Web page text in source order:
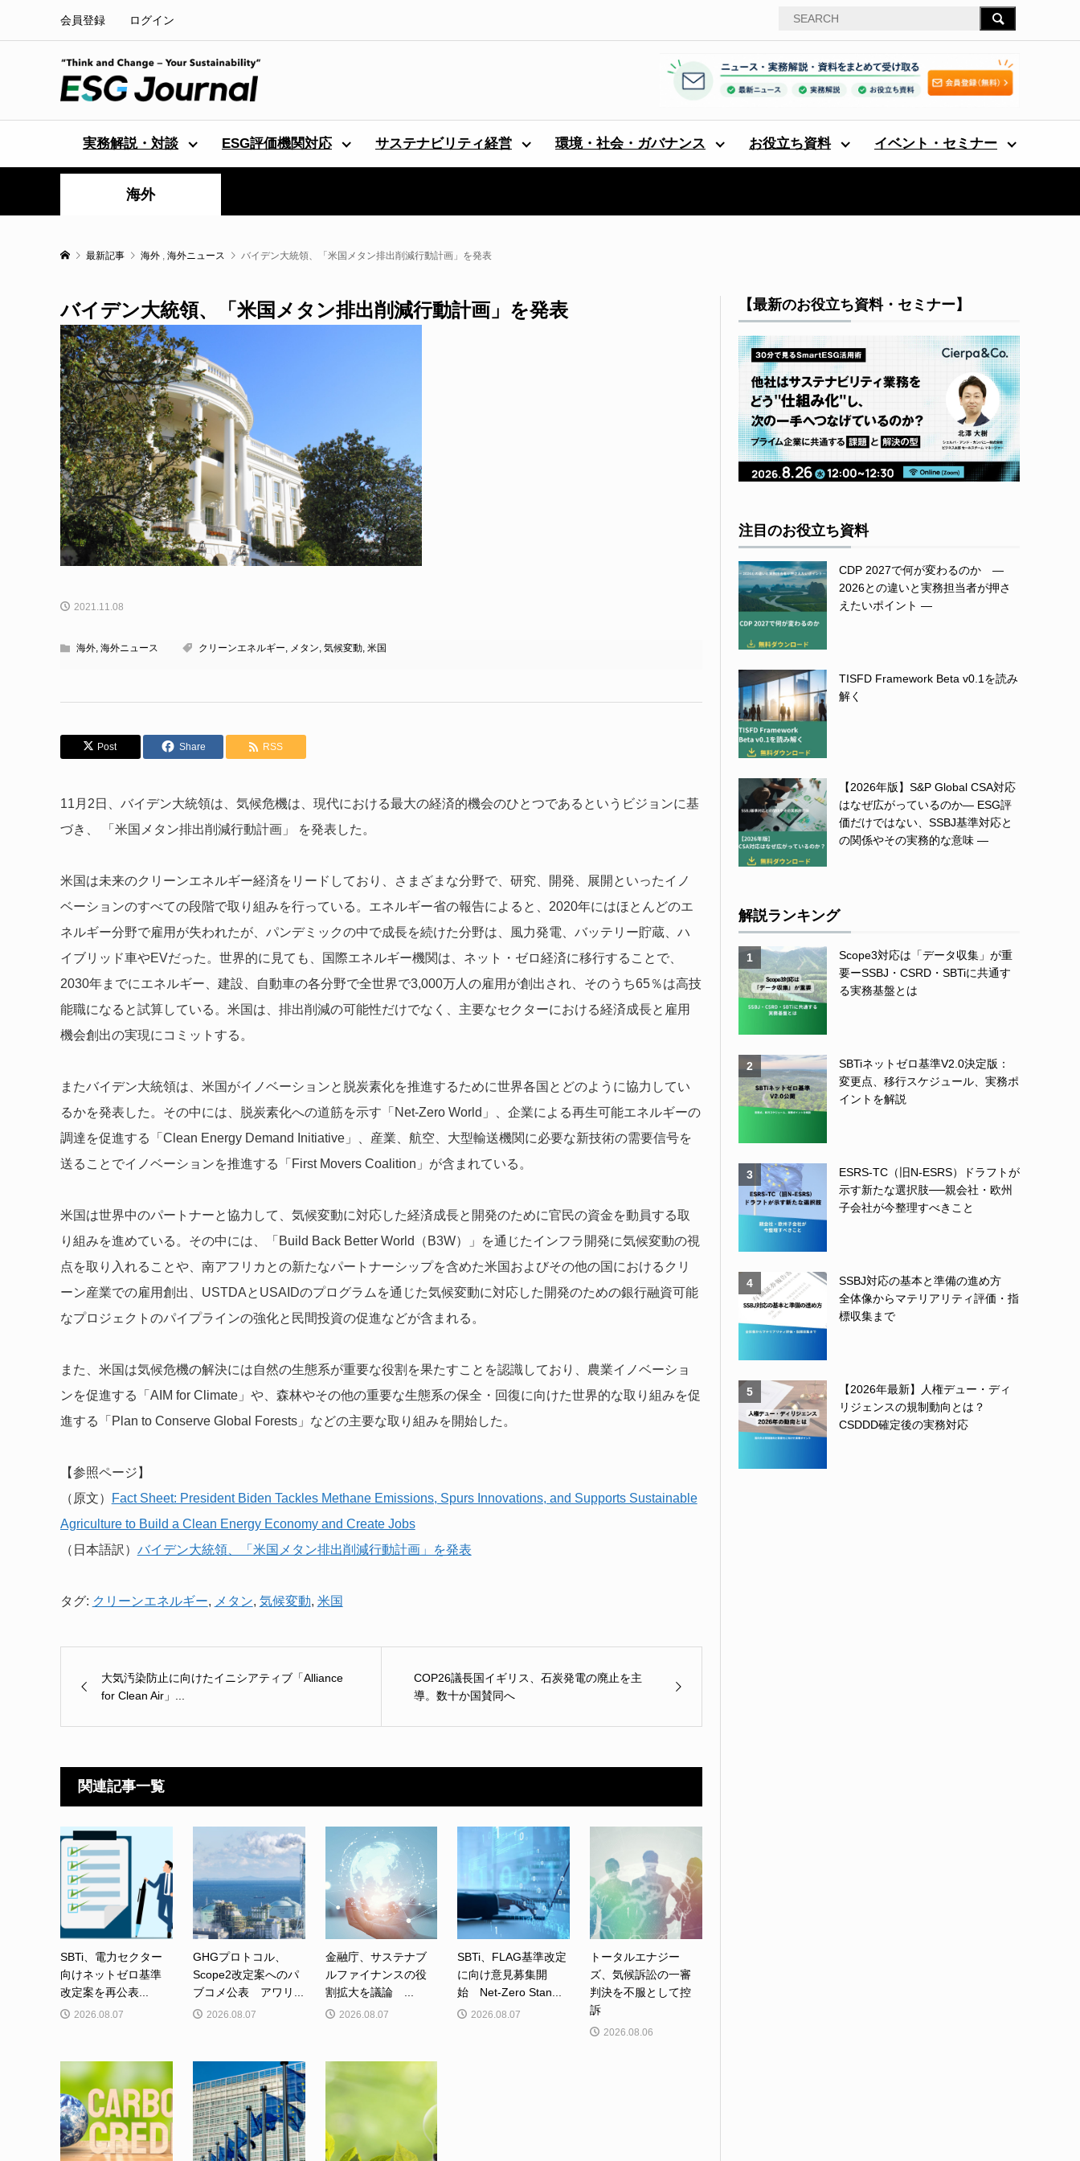
会員登録 ログイン
実務解説・対談 ESG評価機関対応 サステナビリティ経営 環境・社会・ガバナンス お役立ち資料 イベント・セミナー
海外
最新記事 海外 , 海外ニュース バイデン大統領、「米国メタン排出削減行動計画」を発表
バイデン大統領、「米国メタン排出削減行動計画」を発表
2021.11.08
海外, 海外ニュース クリーンエネルギー, メタン, 気候変動, 米国
Post Share RSS
11月2日、バイデン大統領は、気候危機は、現代における最大の経済的機会のひとつであるというビジョンに基
づき、 「米国メタン排出削減行動計画」 を発表した。
米国は未来のクリーンエネルギー経済をリードしており、さまざまな分野で、研究、開発、展開といったイノ
ベーションのすべての段階で取り組みを行っている。エネルギー省の報告によると、2020年にはほとんどのエ
ネルギー分野で雇用が失われたが、パンデミックの中で成長を続けた分野は、風力発電、バッテリー貯蔵、ハ
イブリッド車やEVだった。世界的に見ても、国際エネルギー機関は、ネット・ゼロ経済に移行することで、
2030年までにエネルギー、建設、自動車の各分野で全世界で3,000万人の雇用が創出され、そのうち65％は高技
能職になると試算している。米国は、排出削減の可能性だけでなく、主要なセクターにおける経済成長と雇用
機会創出の実現にコミットする。
またバイデン大統領は、米国がイノベーションと脱炭素化を推進するために世界各国とどのように協力してい
るかを発表した。その中には、脱炭素化への道筋を示す「Net-Zero World」、企業による再生可能エネルギーの
調達を促進する「Clean Energy Demand Initiative」、産業、航空、大型輸送機関に必要な新技術の需要信号を
送ることでイノベーションを推進する「First Movers Coalition」が含まれている。
米国は世界中のパートナーと協力して、気候変動に対応した経済成長と開発のために官民の資金を動員する取
り組みを進めている。その中には、「Build Back Better World（B3W）」を通じたインフラ開発に気候変動の視
点を取り入れることや、南アフリカとの新たなパートナーシップを含めた米国およびその他の国におけるクリ
ーン産業での雇用創出、USTDAとUSAIDのプログラムを通じた気候変動に対応した開発のための銀行融資可能
なプロジェクトのパイプラインの強化と民間投資の促進などが含まれる。
また、米国は気候危機の解決には自然の生態系が重要な役割を果たすことを認識しており、農業イノベーショ
ンを促進する「AIM for Climate」や、森林やその他の重要な生態系の保全・回復に向けた世界的な取り組みを促
進する「Plan to Conserve Global Forests」などの主要な取り組みを開始した。
【参照ページ】
（原文）
Fact Sheet: President Biden Tackles Methane Emissions, Spurs Innovations, and Supports Sustainable
Agriculture to Build a Clean Energy Economy and Create Jobs
（日本語訳） バイデン大統領、「米国メタン排出削減行動計画」を発表
タグ: クリーンエネルギー, メタン, 気候変動, 米国
大気汚染防止に向けたイニシアティブ「Alliance
for Clean Air」...
COP26議長国イギリス、石炭発電の廃止を主
導。数十か国賛同へ
関連記事一覧
SBTi、電力セクター
向けネットゼロ基準
改定案を再公表...
2026.08.07
GHGプロトコル、
Scope2改定案へのパ
ブコメ公表 アワリ...
2026.08.07
金融庁、サステナブ
ルファイナンスの役
割拡大を議論 ...
2026.08.07
SBTi、FLAG基準改定
に向け意見募集開
始 Net-Zero Stan...
2026.08.07
トータルエナジー
ズ、気候訴訟の一審
判決を不服として控
訴
2026.08.06
【最新のお役立ち資料・セミナー】
注目のお役立ち資料
CDP 2027で何が変わるのか ―
2026との違いと実務担当者が押さ
えたいポイント ―
TISFD Framework Beta v0.1を読み
解く
【2026年版】S&P Global CSA対応
はなぜ広がっているのか― ESG評
価だけではない、SSBJ基準対応と
の関係やその実務的な意味 ―
解説ランキング
1
Scope3対応は「データ収集」が重
要ーSSBJ・CSRD・SBTiに共通す
る実務基盤とは
2
SBTiネットゼロ基準V2.0決定版：
変更点、移行スケジュール、実務ポ
イントを解説
3
ESRS-TC（旧N-ESRS）ドラフトが
示す新たな選択肢──親会社・欧州
子会社が今整理すべきこと
4
SSBJ対応の基本と準備の進め方
全体像からマテリアリティ評価・指
標収集まで
5
【2026年最新】人権デュー・ディ
リジェンスの規制動向とは？
CSDDD確定後の実務対応